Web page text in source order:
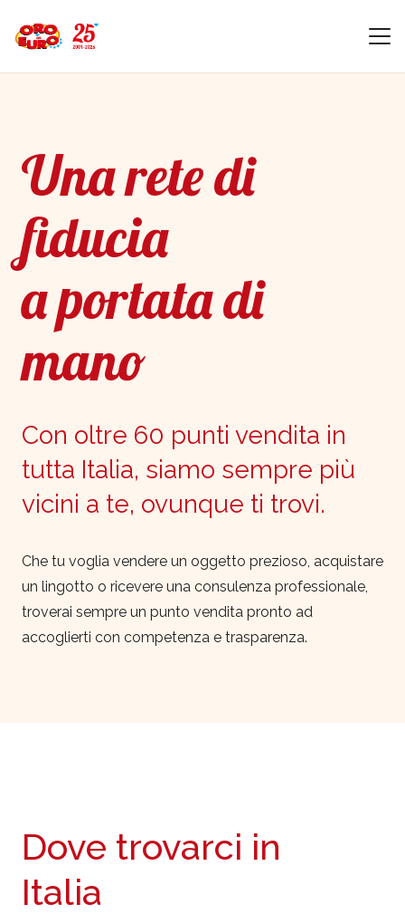
Una rete di
fiducia
a portata di
mano
Con oltre 60 punti vendita in
tutta Italia, siamo sempre più
vicini a te, ovunque ti trovi.
Che tu voglia vendere un oggetto prezioso, acquistare
un lingotto o ricevere una consulenza professionale,
troverai sempre un punto vendita pronto ad
accoglierti con competenza e trasparenza.
Dove trovarci in
Italia